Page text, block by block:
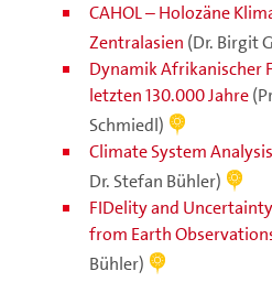
CAHOL – Holozäne
Zentralasien (Dr. Birgit
Dynamik Afrikanischer
letzten 130.000 Jahre
Schmiedl)
Climate System
Dr. Stefan Bühler)
FIDelity and
from Earth
Bühler)